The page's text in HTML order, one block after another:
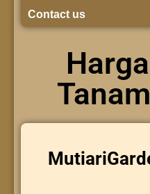
Contact us